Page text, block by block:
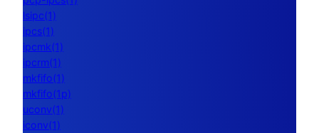
lsipc(1)
ipcs(1)
ipcmk(1)
ipcrm(1)
mkfifo(1)
mkfifo(1p)
uconv(1)
iconv(1)